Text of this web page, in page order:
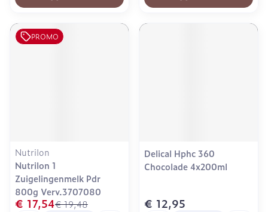
PROMO
Nutrilon
Nutrilon 1
Zuigelingenmelk Pdr
800g Verv.3707080
€ 19,48
€ 17,54
Delical Hphc 360
Chocolade 4x200ml
€ 12,95